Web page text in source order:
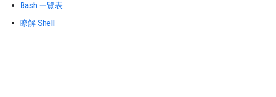
Bash 一覽表
瞭解 Shell